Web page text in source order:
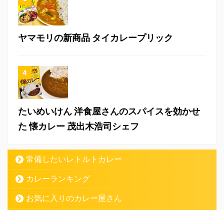
ヤマモリの新商品 タイカレープリック
たいめいけん 洋食屋さんのスパイスを効かせ
た 懐カレー 茂出木浩司シェフ
常備したいレトルトカレー
カレーランキング
お気に入りのカレー屋さん